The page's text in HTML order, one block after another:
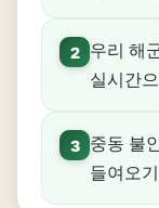
2
우리 해
실시간
3
중동 불
들여오